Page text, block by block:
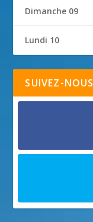
Dimanche 09
Lundi 10
SUIVEZ-NOUS